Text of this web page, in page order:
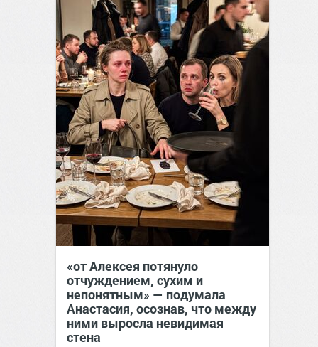
«от Алексея потянуло
отчуждением, сухим и
непонятным» — подумала
Анастасия, осознав, что между
ними выросла невидимая
стена